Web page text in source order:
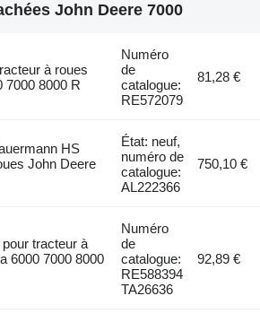
John Deere 7000
à roues
7000 8000 R
Numéro
de
catalogue:
RE572079
81,28 €
HS
John Deere
État: neuf,
numéro de
catalogue:
AL222366
750,10 €
tracteur à
6000 7000 8000
Numéro
de
catalogue:
RE588394
TA26636
92,89 €